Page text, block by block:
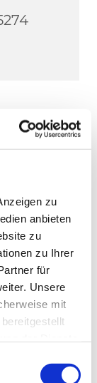
zu
anbieten
zu
zu Ihrer
für
Unsere
mit